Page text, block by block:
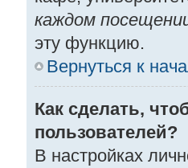
каждом
эту функцию.
Вернуться к
Как сделать,
пользователей?
В настройках